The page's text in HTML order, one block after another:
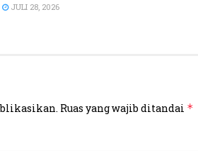
JULI 28, 2026
Ruas yang wajib ditandai *